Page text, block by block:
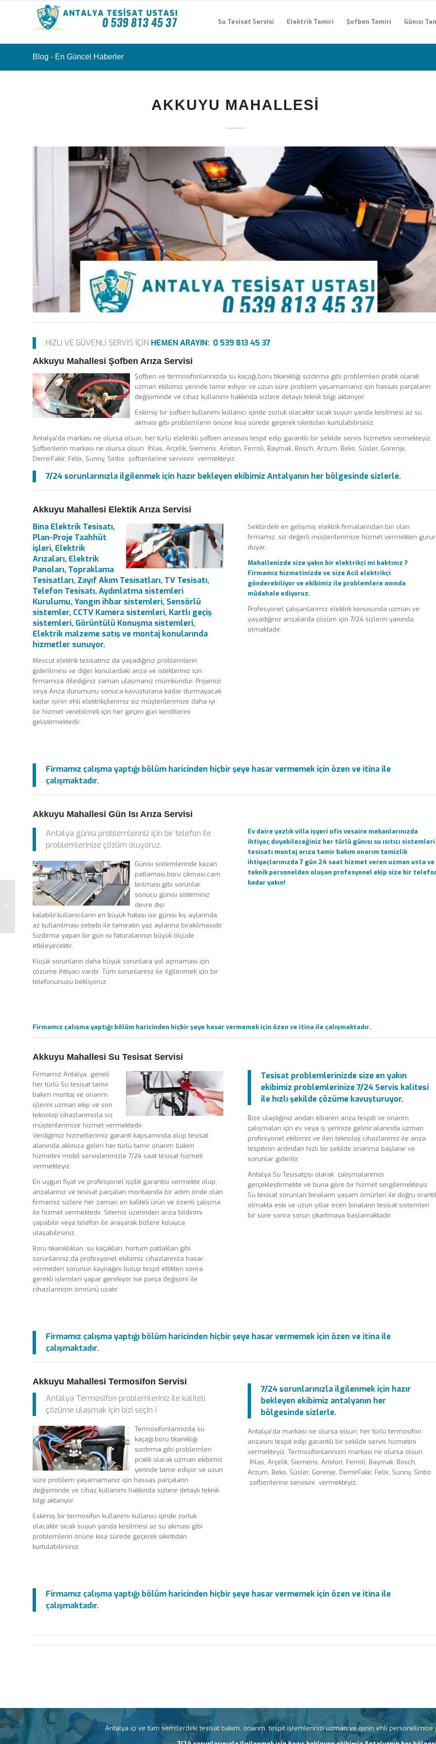
Su Tesisat Servisi Elektrik Tamiri Şofben Tamiri Günısı
Blog - En Güncel Haberler
AKKUYU MAHALLESI
HIZLI VE GÜVENLİ SERVİS İÇİN HEMEN ARAYIN: 0 539 813 45 37
Akkuyu Mahallesi Şofben Arıza Servisi
Şofben ve termosifonlarınızda su kaçağı,boru tıkanıklığı sızdırma gibi problemleri pratik olarak
uzman ekibimiz yerinde tamir ediyor ve uzun süre problem yaşamamanız için hassas parçaların
değişiminde ve cihaz kullanımı hakkında sizlere detaylı teknik bilgi aktarıyor.
Eskimiş bir şofben kullanımı kullanıcı içinde zorluk olacaktır sıcak suyun yarıda kesilmesi az su
akması gibi problemlerin önüne kısa sürede geçerek sıkıntıdan kurtulabilirsiniz.
Antalya’da markası ne olursa olsun, her türlü elektrikli şofben arızasını tespit edip garantili bir şekilde servis hizmetini vermekteyiz.
Şofbenlerin markası ne olursa olsun İhlas, Arçelik, Siemens, Ariston, Ferroli, Baymak, Bosch, Arzum, Beko, Süsler, Gorenje,
DemirFakir, Felix, Sunny, Sinbo şofbenlerine servisini vermekteyiz.
7/24 sorunlarınızla ilgilenmek için hazır bekleyen ekibimiz Antalyanın her bölgesinde sizlerle.
Akkuyu Mahallesi Elektik Arıza Servisi
Bina Elektrik Tesisatı,
Plan-Proje Taahhüt
işleri, Elektrik
Arızaları, Elektrik
Panoları, Topraklama
Tesisatları, Zayıf Akım Tesisatları, TV Tesisatı,
Telefon Tesisatı, Aydınlatma sistemleri
Kurulumu, Yangın ihbar sistemleri, Sensörlü
sistemler, CCTV Kamera sistemleri, Kartlı geçiş
sistemleri, Görüntülü Konuşma sistemleri,
Elektrik malzeme satış ve montaj konularında
hizmetler sunuyor.
Mevcut elektrik tesisatınız da yaşadığınız problemlerin
giderilmesi ve diğer konulardaki arıza ve istekleriniz için
firmamıza dilediğiniz zaman ulaşmanız mümkündür. Projenizi
veya Arıza durumunu sonuca kavuşturana kadar durmayacak
kadar işinin ehli elektrikçilerimiz siz müşterilerimize daha iyi
bir hizmet verebilmek için her geçen gün kendilerini
geliştirmektedir.
Sektördeki en gelişmiş elektrik firmalarından biri olan
firmamız, siz değerli müşterilerimize hizmet vermekten gurur
duyar.
Mahallenizde size yakın bir elektrikçi mi baktınız ?
Firmamız hizmetinizde ve size Acil elektrikçi
gönderebiliyor ve ekibimiz ile problemlere anında
müdahale ediyoruz.
Profesyonel çalışanlarımız elektrik konusunda uzman ve
yaşadığınız arızalarda çözüm için 7/24 sizlerin yanında
olmaktadır.
Firmamız çalışma yaptığı bölüm haricinden hiçbir şeye hasar vermemek için özen ve itina ile
çalışmaktadır.
Akkuyu Mahallesi Gün Isı Arıza Servisi
Antalya günısı problemleriniz için bir telefon ile
problemlerinize çözüm oluyoruz.
Günısı sistemlerinde kazan
patlaması,boru çıkması,cam
kırılması gibi sorunlar
sonucu günısı sisteminiz
devre dışı
kalabilir.kullanıcıların en büyük hatası ise günısı kış aylarında
az kullanılması sebebi ile tamiratın yaz aylarına bırakılmasıdır.
Sızdırma yapan bir gün ısı faturalarınızı büyük ölçüde
etkileyecektir.
Küçük sorunların daha büyük sorunlara yol açmaması için
çözüme ihtiyacı vardır. Tüm sorunlarınız ile ilgilenmek için bir
telefonunuzu bekliyoruz.
Ev daire yazlık villa işyeri ofis vesaire mekanlarınızda
ihtiyaç duyabileceğiniz her türlü günısı su ısıtıcı sistemleri
tesisatı montaj arıza tamir bakım onarım temizlik
ihtiyaçlarınızda 7 gün 24 saat hizmet veren uzman usta ve
teknik personelden oluşan profesyonel ekip size bir
kadar yakın!
Firmamız çalışma yaptığı bölüm haricinden hiçbir şeye hasar vermemek için özen ve itina ile çalışmaktadır.
Akkuyu Mahallesi Su Tesisat Servisi
Firmamız Antalya geneli
her türlü Su tesisat tamir
bakım montaj ve onarım
işlerini uzman ekip ve son
teknoloji cihazlarımızla siz
müşterilerimize hizmet vermektedir.
Verdiğimiz hizmetlerimiz garanti kapsamında olup tesisat
alanında aklınıza gelen her türlü tamir onarım bakım
hizmetini mobil servislerimizle 7/24 saat tesisat hizmeti
vermekteyiz.
En uygun fiyat ve profesyonel işçilik garantisi vermekte olup,
arızalarınız ve tesisat parçaları montajında bir adım önde olan
firmamız sizlere her zaman en kaliteli ürün ve özenli çalışma
ile hizmet vermektedir. Sitemiz üzerinden arıza bildirimi
yapabilir veya telefon ile arayarak bizlere kolayca
ulaşabilirsiniz.
Boru tıkanıklıkları, su kaçakları, hortum patlakları gibi
sorunlarınız da profesyonel ekibimiz cihazlarınıza hasar
vermeden sorunun kaynağını bulup tespit ettikten sonra
gerekli işlemleri yapar gerekiyor ise parça değişimi ile
cihazlarınızın ömrünü uzatır.
Tesisat problemlerinizde size en yakın
ekibimiz problemlerinize 7/24 Servis kalitesi
ile hızlı şekilde çözüme kavuşturuyor.
Bize ulaştığınız andan itibaren arıza tespiti ve onarım
çalışmaları için ev veya iş yerinize gelinir,alanında uzman
profesyonel ekibimiz ve ileri teknoloji cihazlarımız ile arıza
tespitinin ardından hızlı bir şekilde onarıma başlanır ve
sorunlar giderilir.
Antalya Su Tesisatçısı olarak çalışmalarımızı
gerçekleştirmekte ve buna göre bir hizmet sergilemekteyiz.
Su tesisat sorunları binaların yaşam ömürleri ile doğru
olmakta eski ve uzun yıllar ecen binaların tesisat sistemleri
bir süre sonra sorun çıkartmaya başlamaktadır.
Firmamız çalışma yaptığı bölüm haricinden hiçbir şeye hasar vermemek için özen ve itina ile
çalışmaktadır.
Akkuyu Mahallesi Termosifon Servisi
Antalya Termosifon problemleriniz ile kaliteli
çözüme ulaşmak için bizi seçin !
Termosifonlarınızda su
kaçağı,boru tıkanıklığı
sızdırma gibi problemleri
pratik olarak uzman ekibimiz
yerinde tamir ediyor ve uzun
süre problem yaşamamanız için hassas parçaların
değişiminde ve cihaz kullanımı hakkında sizlere detaylı teknik
bilgi aktarıyor.
Eskimiş bir termosifon kullanımı kullanıcı içinde zorluk
olacaktır sıcak suyun yarıda kesilmesi az su akması gibi
problemlerin önüne kısa sürede geçerek sıkıntıdan
kurtulabilirsiniz.
7/24 sorunlarınızla ilgilenmek için hazır
bekleyen ekibimiz antalyanın her
bölgesinde sizlerle.
Antalya’da markası ne olursa olsun, her türlü termosifon
arızasını tespit edip garantili bir şekilde servis hizmetini
vermekteyiz. Termosifonlarınızın markası ne olursa olsun
İhlas, Arçelik, Siemens, Ariston, Ferroli, Baymak, Bosch,
Arzum, Beko, Süsler, Gorenje, DemirFakir, Felix, Sunny, Sinbo
şofbenlerine servisini vermekteyiz.
Firmamız çalışma yaptığı bölüm haricinden hiçbir şeye hasar vermemek için özen ve itina ile
çalışmaktadır.
Antalya içi ve tüm semtlerdeki tesisat bakım, onarım, tespit işlemlerinizi uzman ve işinin ehli personelimize
Yükseliş Mahallesi